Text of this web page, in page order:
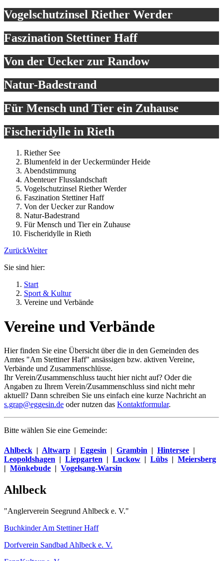
Vogelschutzinsel Riether Werder
Faszination Stettiner Haff
Von der Uecker zur Randow
Natur-Badestrand
Für Mensch und Tier ein Zuhause
Fischeridylle in Rieth
Riether See
Blumenfeld in der Ueckermünder Heide
Abendstimmung
Abenteuer Flusslandschaft
Vogelschutzinsel Riether Werder
Faszination Stettiner Haff
Von der Uecker zur Randow
Natur-Badestrand
Für Mensch und Tier ein Zuhause
Fischeridylle in Rieth
ZurückWeiter
Sie sind hier:
Start
Sport & Kultur
Vereine und Verbände
Vereine und Verbände
Hier finden Sie eine Übersicht über die in den Gemeinden des
Amtes "Am Stettiner Haff" ansässigen bzw. aktiven Vereine,
Verbände und Zusammenschlüsse.
Ihr Verein/Zusammenschluss taucht hier nicht auf? Oder die
Angaben zu Ihrem Verein/Zusammenschluss sind nicht mehr
aktuell? Dann schreiben Sie uns einfach eine kurze Nachricht an
s.grap@eggesin.de oder nutzen das Kontaktformular.
Bitte wählen Sie eine Gemeinde:
Ahlbeck | Altwarp | Eggesin | Grambin | Hintersee |
Leopoldshagen | Liepgarten | Luckow | Lübs | Meiersberg
| Mönkebude | Vogelsang-Warsin
Ahlbeck
"Anglerverein Seegrund Ahlbeck e. V."
Buchkinder Am Stettiner Haff
Dorfverein Sandbad Ahlbeck e. V.